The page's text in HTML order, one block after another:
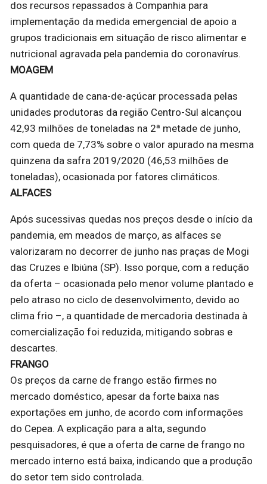
dos recursos repassados à Companhia para
implementação da medida emergencial de apoio a
grupos tradicionais em situação de risco alimentar e
nutricional agravada pela pandemia do coronavírus.
MOAGEM
A quantidade de cana-de-açúcar processada pelas
unidades produtoras da região Centro-Sul alcançou
42,93 milhões de toneladas na 2ª metade de junho,
com queda de 7,73% sobre o valor apurado na mesma
quinzena da safra 2019/2020 (46,53 milhões de
toneladas), ocasionada por fatores climáticos.
ALFACES
Após sucessivas quedas nos preços desde o início da
pandemia, em meados de março, as alfaces se
valorizaram no decorrer de junho nas praças de Mogi
das Cruzes e Ibiúna (SP). Isso porque, com a redução
da oferta – ocasionada pelo menor volume plantado e
pelo atraso no ciclo de desenvolvimento, devido ao
clima frio –, a quantidade de mercadoria destinada à
comercialização foi reduzida, mitigando sobras e
descartes.
FRANGO
Os preços da carne de frango estão firmes no
mercado doméstico, apesar da forte baixa nas
exportações em junho, de acordo com informações
do Cepea. A explicação para a alta, segundo
pesquisadores, é que a oferta de carne de frango no
mercado interno está baixa, indicando que a produção
do setor tem sido controlada.